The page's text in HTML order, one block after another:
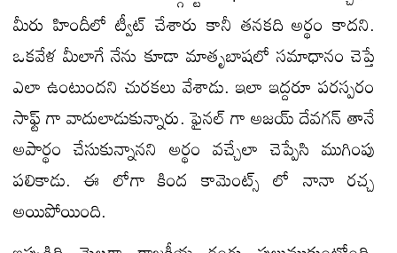
మీరు హిందీలో ట్వీట్ చేశారు కానీ తనకది అర్థం కాదని.
ఒకవేళ మీలాగే నేను కూడా మాతృబాషలో సమాధానం చెప్తే
ఎలా ఉంటుందని చురకలు వేశాడు. ఇలా ఇద్దరూ పరస్పరం
సాఫ్ట్ గా వాదులాడుకున్నారు. ఫైనల్ గా అజయ్ దేవగన్ తానే
అపార్థం చేసుకున్నానని అర్థం వచ్చేలా చెప్పేసి ముగింపు
పలికాడు. ఈ లోగా కింద కామెంట్స్ లో నానా రచ్చ
అయిపోయింది.